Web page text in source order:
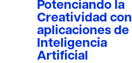
Potenciando la
Creatividad con
aplicaciones de
Inteligencia
Artificial